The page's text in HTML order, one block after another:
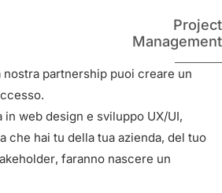
Project
Management
partnership puoi creare un
in web design e sviluppo UX/UI,
che hai tu della tua azienda, del tuo
faranno nascere un